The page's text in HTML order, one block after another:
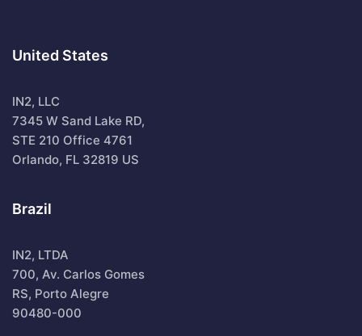
United States
IN2, LLC
7345 W Sand Lake RD,
STE 210 Office 4761
Orlando, FL 32819 US
Brazil
IN2, LTDA
700, Av. Carlos Gomes
RS, Porto Alegre
90480-000